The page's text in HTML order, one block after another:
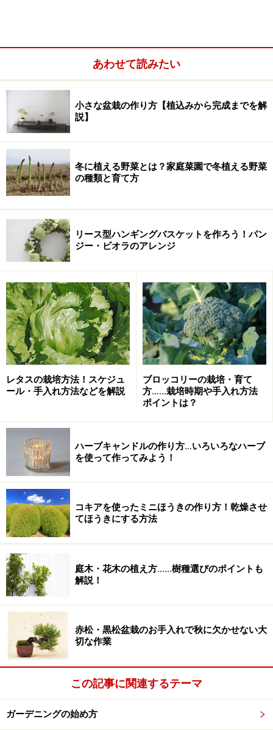
エントランスガーデン～パリの小路
エントランスガーデンより
会場に入ってすぐ、来場者をお迎えしてくれるのがこの
エントランスガーデンです。
今年はガーデンデザイナー・阿部容子氏による演出で、
表と裏で違った表情を見せる庭は、パリの二面性を表現
しているとのこと。ガーデンの奥に鏡が仕込まれてい
て、実際よりも奥行が感じられます。
鏡に映り込まないように撮影するのが難しかったエントラン
スガーデン
こちらは反対側に回りこんだ風景です。トリコロールカ
ラーを意識した表側に対してニュアンスカラーの植物が
植えられており、かなり印象が異なる庭ですね。こちら
も表と同様に鏡が入っているため、来場者の足元が映り
込んでしまいました。
会場にパリの街角が！
エントランスガーデンのバラたちに導かれるように奥に
進むと、パリ在住の中村江里子氏がコーディネートした
『パリの小路 ～ La Ruede Paris ～』へ。
有名パティシエによるスイーツショップやメイアンロー
ズショップ、美しいボタニカルアート「ルドゥーテ・コ
レクション」、ローラン・ボーニッシュ氏の「パリ街角
あわせて読みたい
小さな盆栽の作り方【植込みから完成までを解
説】
冬に植える野菜とは？家庭菜園で冬植える野菜
の種類と育て方
リース型ハンギングバスケットを作ろう！パン
ジー・ビオラのアレンジ
レタスの栽培方法！スケジュ
ール・手入れ方法などを解説
ブロッコリーの栽培・育て
方……栽培時期や手入れ方法
ポイントは？
ハーブキャンドルの作り方…いろいろなハーブ
を使って作ってみよう！
コキアを使ったミニほうきの作り方！乾燥させ
てほうきにする方法
庭木・花木の植え方……樹種選びのポイントも
解説！
赤松・黒松盆栽のお手入れで秋に欠かせない大
切な作業
この記事に関連するテーマ
ガーデニングの始め方